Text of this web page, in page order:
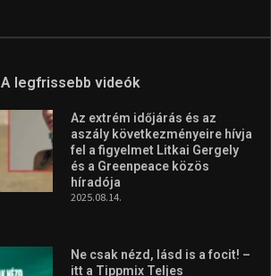
A legfrissebb videók
Az extrém időjárás és az
aszály következményeire hívja
fel a figyelmet Litkai Gergely
és a Greenpeace közös
híradója
2025.08.14.
Ne csak nézd, lásd is a focit! –
itt a Tippmix Teljes